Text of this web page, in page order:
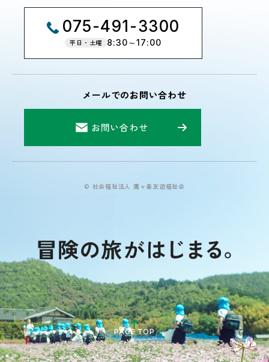
075-491-3300
平日・土曜 8:30～17:00
メールでのお問い合わせ
お問い合わせ
© 社会福祉法人 鷹ヶ峯友遊福祉会
PAGE TOP